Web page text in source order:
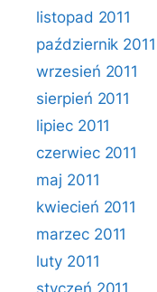
listopad 2011
październik 2011
wrzesień 2011
sierpień 2011
lipiec 2011
czerwiec 2011
maj 2011
kwiecień 2011
marzec 2011
luty 2011
styczeń 2011